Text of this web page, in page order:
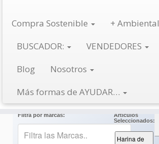
Compra Sostenible + Ambiental
BUSCADOR:
VENDEDORES
Blog
Nosotros
Más formas de AYUDAR…
Etiqueta de Producto: Harina de trigo
Tags: marca
Filtra por marcas:
Artículos
Seleccionados:
Harina de